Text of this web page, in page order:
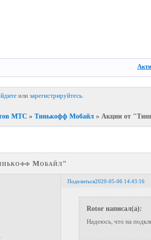
илизарегистрируйтесь.
МТС »Тинькофф Мобайл » Акции от
Мобайл"
Поделиться2020-05-06 14:43:16
Rotor написал(а):
Надеюсь, что на